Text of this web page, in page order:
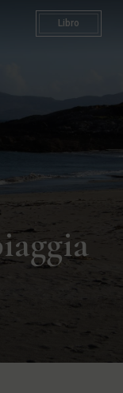
Cove | Spiagge
Libro